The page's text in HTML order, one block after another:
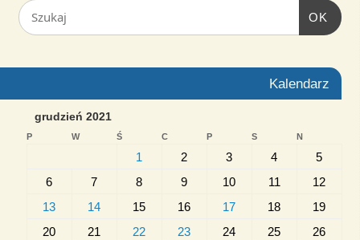
OK
Kalendarz
grudzień 2021
P W Ś C P S N
1 2 3 4
5
6
7 8 9 10 11
12
13
14 15 16 17 18
19
20
21 22 23 24 25
26